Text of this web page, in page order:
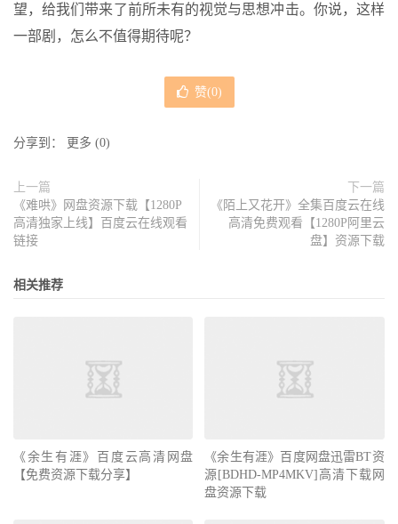
望，给我们带来了前所未有的视觉与思想冲击。你说，这样
一部剧，怎么不值得期待呢？
赞(0)
分享到： 更多 (0)
上一篇
《难哄》网盘资源下载【1280P
高清独家上线】百度云在线观看
链接
下一篇
《陌上又花开》全集百度云在线
高清免费观看【1280P阿里云
盘】资源下载
相关推荐
《余生有涯》百度云高清网盘
【免费资源下载分享】
《余生有涯》百度网盘迅雷BT资
源[BDHD-MP4MKV]高清下载网
盘资源下载